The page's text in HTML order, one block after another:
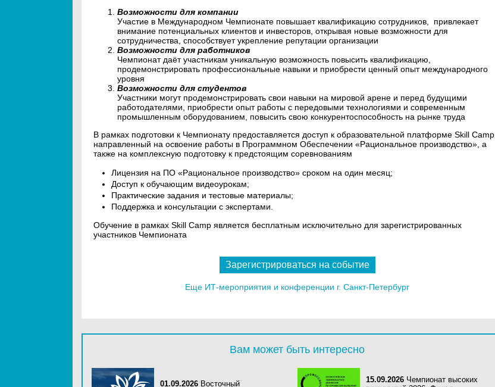
Возможности для компании
Участие в Международном Чемпионате повышает квалификацию сотрудников, привлекает
внимание потенциальных клиентов и инвесторов, открывая новые возможности для
сотрудничества, способствует укрепление репутации организации
Возможности для работников
Чемпионат даёт участникам уникальную возможность повысить квалификацию,
продемонстрировать профессиональные навыки и приобрести ценный опыт международного
уровня
Возможности для студентов
Участники могут продемонстрировать свои навыки на мировой арене и перед будущими
работодателями, приобрести опыт работы с передовыми технологиями и современным
промышленным оборудованием, повысить свою конкурентоспособность на рынке труда
В рамках подготовки к Чемпионату предоставляется доступ к образовательной платформе Skill Camp,
направленный на освоение работы в Программном Обеспечении «Рациональное производство», а
также на комплексную подготовку к предстоящим соревнованиям
Лицензия на ПО «Рациональное производство» сроком на один месяц;
Доступ к обучающим видеоурокам;
Практические задания и тестовые материалы;
Поддержка и консультации с экспертами.
Обучение в рамках Skill Camp является бесплатным исключительно для зарегистрированных
участников Чемпионата
Зарегистрироваться на событие
Еще ИТ-мероприятия и конференции г. Санкт-Петербург
Вам может быть интересно
01.09.2026 Восточный
15.09.2026 Чемпионат высоких